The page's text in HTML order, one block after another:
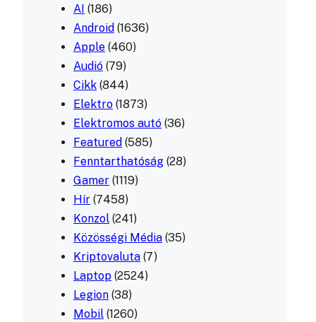
AI (186)
Android (1636)
Apple (460)
Audió (79)
Cikk (844)
Elektro (1873)
Elektromos autó (36)
Featured (585)
Fenntarthatóság (28)
Gamer (1119)
Hír (7458)
Konzol (241)
Közösségi Média (35)
Kriptovaluta (7)
Laptop (2524)
Legion (38)
Mobil (1260)